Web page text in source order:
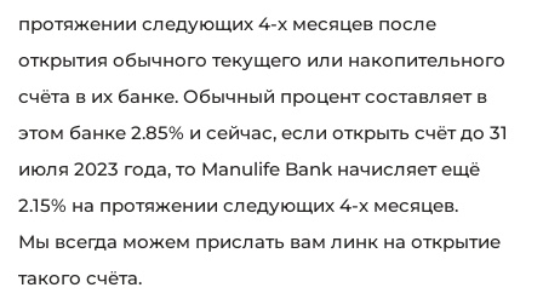
протяжении следующих 4-х месяцев после
открытия обычного текущего или накопительного
счёта в их банке. Обычный процент составляет в
этом банке 2.85% и сейчас, если открыть счёт до 31
июля 2023 года, то Manulife Bank начисляет ещё
2.15% на протяжении следующих 4-х месяцев.
Мы всегда можем прислать вам линк на открытие
такого счёта.